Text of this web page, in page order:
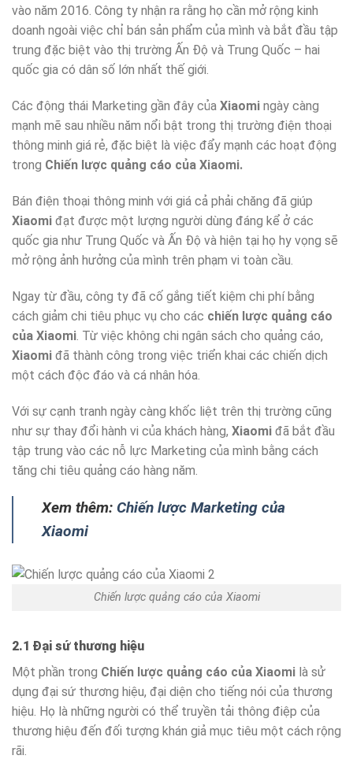
vào năm 2016. Công ty nhận ra rằng họ cần mở rộng kinh
doanh ngoài việc chỉ bán sản phẩm của mình và bắt đầu tập
trung đặc biệt vào thị trường Ấn Độ và Trung Quốc – hai
quốc gia có dân số lớn nhất thế giới.
Các động thái Marketing gần đây của Xiaomi ngày càng
mạnh mẽ sau nhiều năm nổi bật trong thị trường điện thoại
thông minh giá rẻ, đặc biệt là việc đẩy mạnh các hoạt động
trong Chiến lược quảng cáo của Xiaomi.
Bán điện thoại thông minh với giá cả phải chăng đã giúp
Xiaomi đạt được một lượng người dùng đáng kể ở các
quốc gia như Trung Quốc và Ấn Độ và hiện tại họ hy vọng sẽ
mở rộng ảnh hưởng của mình trên phạm vi toàn cầu.
Ngay từ đầu, công ty đã cố gắng tiết kiệm chi phí bằng
cách giảm chi tiêu phục vụ cho các chiến lược quảng cáo
của Xiaomi. Từ việc không chi ngân sách cho quảng cáo,
Xiaomi đã thành công trong việc triển khai các chiến dịch
một cách độc đáo và cá nhân hóa.
Với sự cạnh tranh ngày càng khốc liệt trên thị trường cũng
như sự thay đổi hành vi của khách hàng, Xiaomi đã bắt đầu
tập trung vào các nỗ lực Marketing của mình bằng cách
tăng chi tiêu quảng cáo hàng năm.
Xem thêm: Chiến lược Marketing của
Xiaomi
Chiến lược quảng cáo của Xiaomi
2.1 Đại sứ thương hiệu
Một phần trong Chiến lược quảng cáo của Xiaomi là sử
dụng đại sứ thương hiệu, đại diện cho tiếng nói của thương
hiệu. Họ là những người có thể truyền tải thông điệp của
thương hiệu đến đối tượng khán giả mục tiêu một cách rộng
rãi.